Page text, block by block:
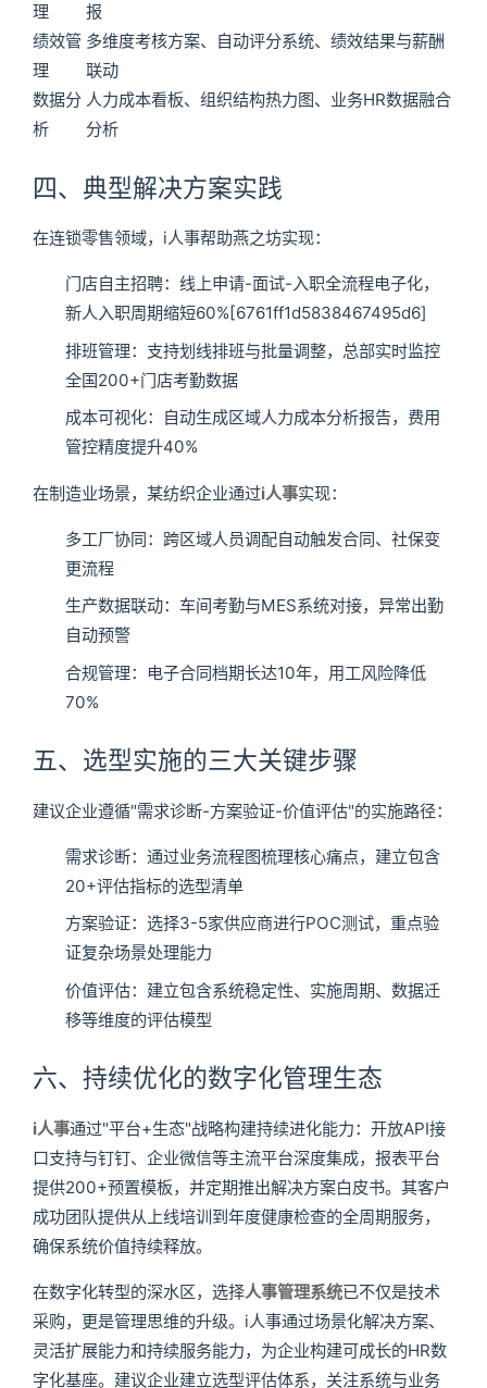
理
报
绩效管
理
多维度考核方案、自动评分系统、绩效结果与薪酬
联动
数据分
析
人力成本看板、组织结构热力图、业务HR数据融合
分析
四、典型解决方案实践
在连锁零售领域，i人事帮助燕之坊实现：
门店自主招聘：线上申请-面试-入职全流程电子化，
新人入职周期缩短60%[6761ff1d5838467495d6]
排班管理：支持划线排班与批量调整，总部实时监控
全国200+门店考勤数据
成本可视化：自动生成区域人力成本分析报告，费用
管控精度提升40%
在制造业场景，某纺织企业通过i人事实现：
多工厂协同：跨区域人员调配自动触发合同、社保变
更流程
生产数据联动：车间考勤与MES系统对接，异常出勤
自动预警
合规管理：电子合同档期长达10年，用工风险降低
70%
五、选型实施的三大关键步骤
建议企业遵循"需求诊断-方案验证-价值评估"的实施路径：
需求诊断：通过业务流程图梳理核心痛点，建立包含
20+评估指标的选型清单
方案验证：选择3-5家供应商进行POC测试，重点验
证复杂场景处理能力
价值评估：建立包含系统稳定性、实施周期、数据迁
移等维度的评估模型
六、持续优化的数字化管理生态
i人事通过"平台+生态"战略构建持续进化能力：开放API接
口支持与钉钉、企业微信等主流平台深度集成，报表平台
提供200+预置模板，并定期推出解决方案白皮书。其客户
成功团队提供从上线培训到年度健康检查的全周期服务，
确保系统价值持续释放。
在数字化转型的深水区，选择人事管理系统已不仅是技术
采购，更是管理思维的升级。i人事通过场景化解决方案、
灵活扩展能力和持续服务能力，为企业构建可成长的HR数
字化基座。建议企业建立选型评估体系，关注系统与业务